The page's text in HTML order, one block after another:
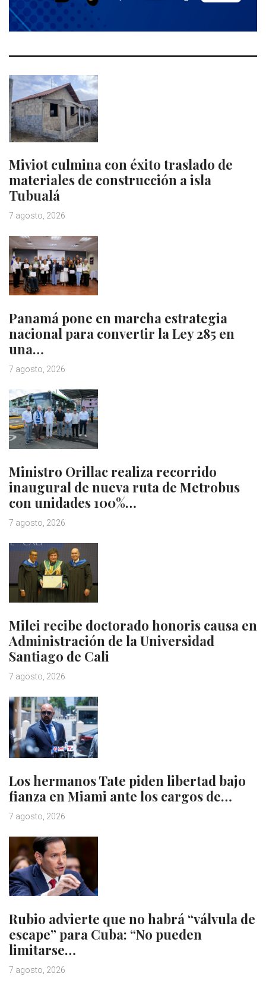
Miviot culmina con éxito traslado de
materiales de construcción a isla
Tubualá
7 agosto, 2026
Panamá pone en marcha estrategia
nacional para convertir la Ley 285 en
una…
7 agosto, 2026
Ministro Orillac realiza recorrido
inaugural de nueva ruta de Metrobus
con unidades 100%…
7 agosto, 2026
Milei recibe doctorado honoris causa en
Administración de la Universidad
Santiago de Cali
7 agosto, 2026
Los hermanos Tate piden libertad bajo
fianza en Miami ante los cargos de…
7 agosto, 2026
Rubio advierte que no habrá “válvula de
escape” para Cuba: “No pueden
limitarse…
7 agosto, 2026